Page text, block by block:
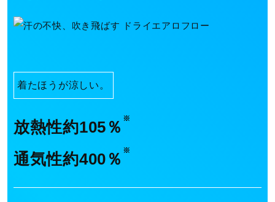
e
o
着たほうが涼しい。
放熱性約105％ ※
通気性約400％ ※